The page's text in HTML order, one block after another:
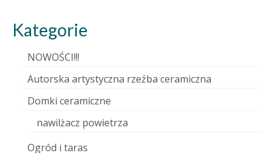
Kategorie
NOWOŚCI!!!
Autorska artystyczna rzeźba ceramiczna
Domki ceramiczne
nawilżacz powietrza
Ogród i taras